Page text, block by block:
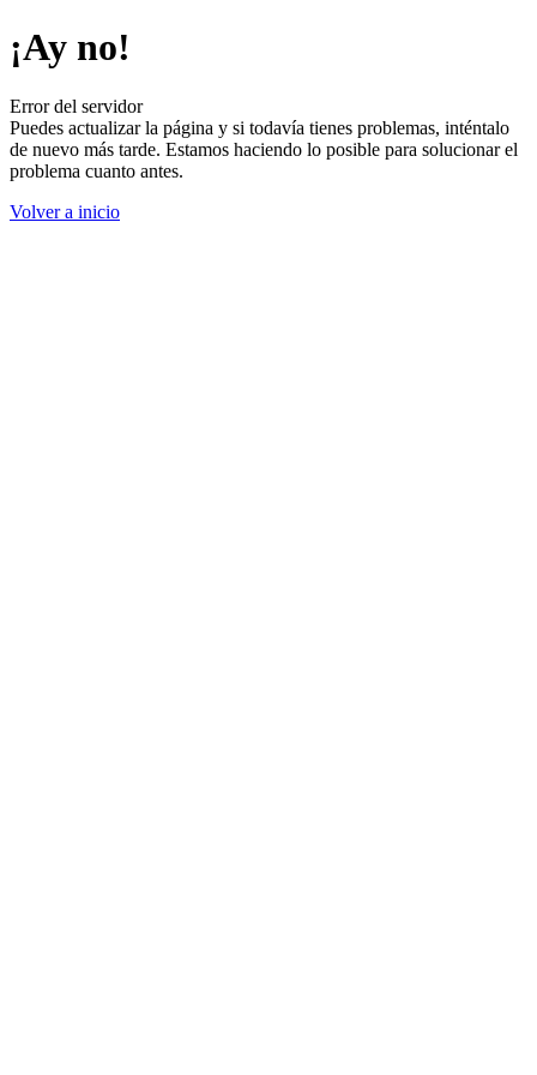
¡Ay no!
Error del servidor
Puedes actualizar la página y si todavía tienes problemas, inténtalo
de nuevo más tarde. Estamos haciendo lo posible para solucionar el
problema cuanto antes.
Volver a inicio